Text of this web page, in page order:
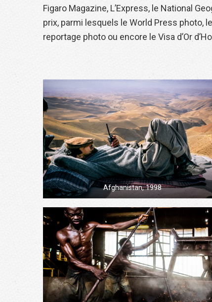
Figaro Magazine, L’Express, le National
prix, parmi lesquels le World Press photo,
reportage photo ou encore le Visa d’Or
Afghanistan, 1998